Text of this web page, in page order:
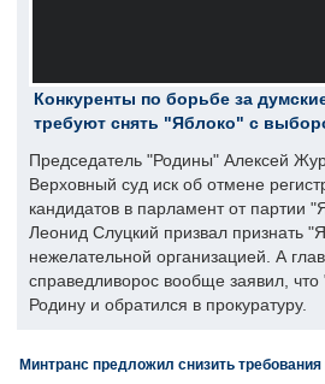
Конкуренты по борьбе за
требуют снять "Яблоко" с
Председатель "Родины" Алексей
Верховный суд иск об отмене
кандидатов в парламент от партии
Леонид Слуцкий призвал признать
нежелательной организацией. А
справедливорос вообще заявил,
Родину и обратился в прокуратуру.
Минтранс предложил снизить требования